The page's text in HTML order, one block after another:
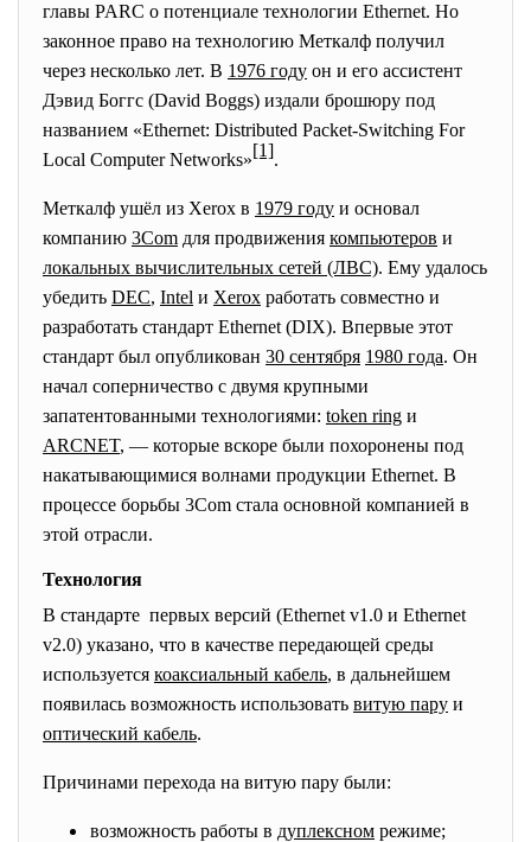
главы PARC о потенциале технологии Ethernet. Но
законное право на технологию Меткалф получил
через несколько лет. В 1976 году он и его ассистент
Дэвид Боггс (David Boggs) издали брошюру под
названием «Ethernet: Distributed Packet-Switching For
Local Computer Networks»[1].
Меткалф ушёл из Xerox в 1979 году и основал
компанию 3Com для продвижения компьютеров и
локальных вычислительных сетей (ЛВС). Ему удалось
убедить DEC, Intel и Xerox работать совместно и
разработать стандарт Ethernet (DIX). Впервые этот
стандарт был опубликован 30 сентября 1980 года. Он
начал соперничество с двумя крупными
запатентованными технологиями: token ring и
ARCNET, — которые вскоре были похоронены под
накатывающимися волнами продукции Ethernet. В
процессе борьбы 3Com стала основной компанией в
этой отрасли.
Технология
В стандарте первых версий (Ethernet v1.0 и Ethernet
v2.0) указано, что в качестве передающей среды
используется коаксиальный кабель, в дальнейшем
появилась возможность использовать витую пару и
оптический кабель.
Причинами перехода на витую пару были:
возможность работы в дуплексном режиме;